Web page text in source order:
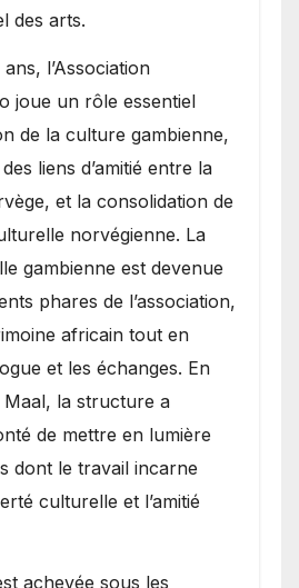
des arts.
l’Association
joue un rôle essentiel
de la culture gambienne,
liens d’amitié entre la
et la consolidation de
norvégienne. La
gambienne est devenue
phares de l’association,
africain tout en
et les échanges. En
la structure a
de mettre en lumière
dont le travail incarne
culturelle et l’amitié
achevée sous les